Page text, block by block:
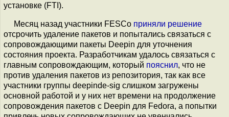
установке (FTI).
Месяц назад участники FESCo приняли решение
отсрочить удаление пакетов и попытались связаться с
сопровождающими пакеты Deepin для уточнения
состояния проекта. Разработчикам удалось связаться с
главным сопровождающим, который пояснил, что не
против удаления пакетов из репозитория, так как все
участники группы deepinde-sig слишком загружены
основной работой и у них нет времени на продолжение
сопровождения пакетов с Deepin для Fedora, а попытки